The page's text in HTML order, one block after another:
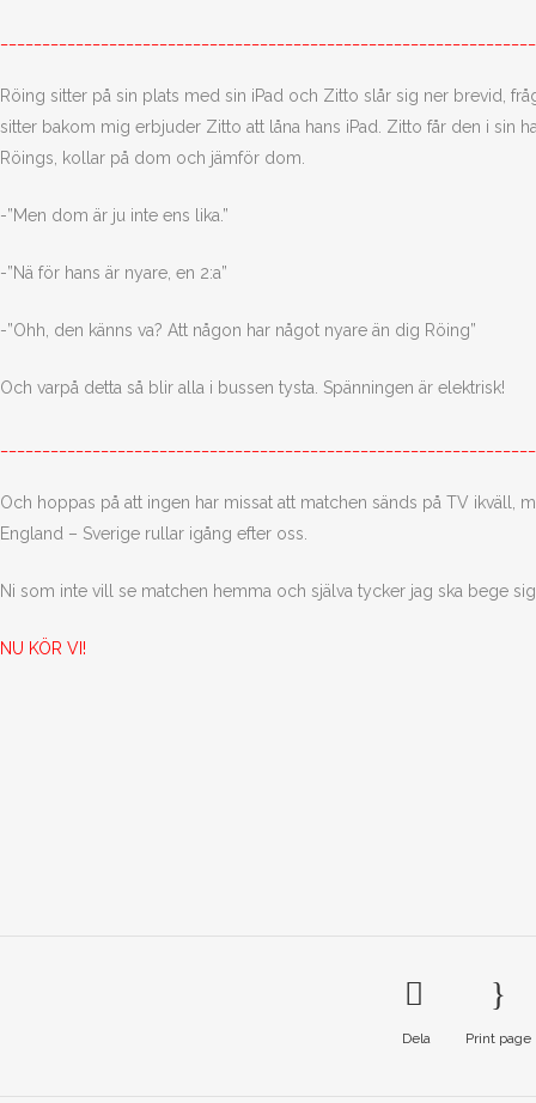
Röing sitter på sin plats med sin iPad och Zitto slår sig ner brevid,
sitter bakom mig erbjuder Zitto att låna hans iPad. Zitto får den i sin
Röings, kollar på dom och jämför dom.
-”Men dom är ju inte ens lika.”
-”Nä för hans är nyare, en 2:a”
-”Ohh, den känns va? Att någon har något nyare än dig Röing”
Och varpå detta så blir alla i bussen tysta. Spänningen är elektrisk!
Och hoppas på att ingen har missat att matchen sänds på TV ikväll,
England – Sverige rullar igång efter oss.
Ni som inte vill se matchen hemma och själva tycker jag ska bege
NU KÖR VI!
Dela Print page